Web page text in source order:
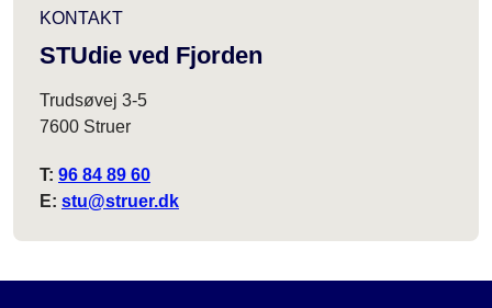
KONTAKT
STUdie ved Fjorden
Trudsøvej 3-5
7600 Struer
T: 96 84 89 60
E: stu@struer.dk